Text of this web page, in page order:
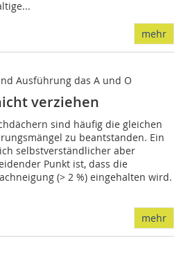
mehr
Ausführung das A und O
verziehen
sind häufig die gleichen
zu beantstanden. Ein
selbstverständlicher aber
Punkt ist, dass die
(> 2 %) eingehalten wird.
mehr